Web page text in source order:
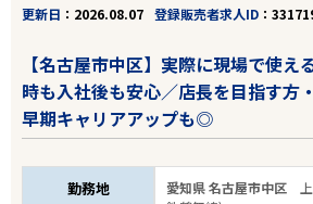
更新日 2026.08.07 登録販売者求人ID
【名古屋市中区】実際に現場で使え
時も入社後も安心／店長を目指す方
早期キャリアアップも◎
勤務地 愛知県 名古屋市中区